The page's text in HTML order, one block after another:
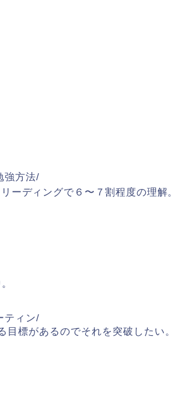
強方法/
ーディングで６〜７割程度の理解。
ティン/
標があるのでそれを突破したい。